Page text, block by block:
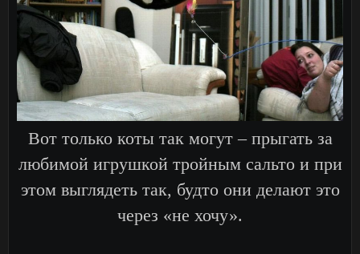
Вот только коты так могут – прыгать за
любимой игрушкой тройным сальто и при
этом выглядеть так, будто они делают это
через «не хочу».